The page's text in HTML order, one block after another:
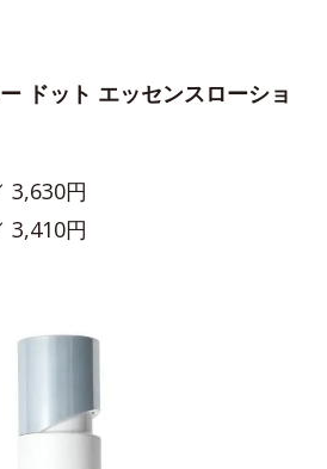
ドット エッセンスローショ
3,630円
3,410円